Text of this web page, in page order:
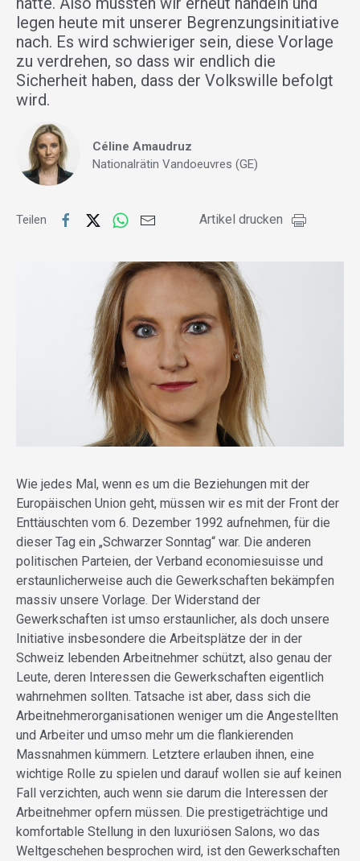
legen heute mit unserer Begrenzungsinitiative
nach. Es wird schwieriger sein, diese Vorlage
zu verdrehen, so dass wir endlich die
Sicherheit haben, dass der Volkswille befolgt
wird.
Céline Amaudruz
Nationalrätin Vandoeuvres (GE)
Teilen Artikel drucken
Wie jedes Mal, wenn es um die Beziehungen mit der
Europäischen Union geht, müssen wir es mit der Front der
Enttäuschten vom 6. Dezember 1992 aufnehmen, für die
dieser Tag ein „Schwarzer Sonntag“ war. Die anderen
politischen Parteien, der Verband economiesuisse und
erstaunlicherweise auch die Gewerkschaften bekämpfen
massiv unsere Vorlage. Der Widerstand der
Gewerkschaften ist umso erstaunlicher, als doch unsere
Initiative insbesondere die Arbeitsplätze der in der
Schweiz lebenden Arbeitnehmer schützt, also genau der
Leute, deren Interessen die Gewerkschaften eigentlich
wahrnehmen sollten. Tatsache ist aber, dass sich die
Arbeitnehmerorganisationen weniger um die Angestellten
und Arbeiter und umso mehr um die flankierenden
Massnahmen kümmern. Letztere erlauben ihnen, eine
wichtige Rolle zu spielen und darauf wollen sie auf keinen
Fall verzichten, auch wenn sie darum die Interessen der
Arbeitnehmer opfern müssen. Die prestigeträchtige und
komfortable Stellung in den luxuriösen Salons, wo das
Weltgeschehen besprochen wird, ist den Gewerkschaften